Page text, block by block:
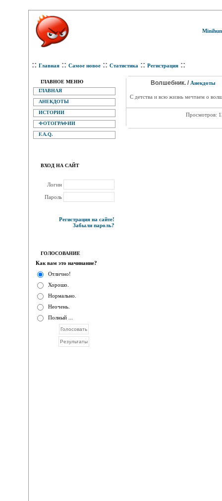
:: Главная :: Самое новое :: Статистика :: Регистрация ::
ГЛАВНОЕ МЕНЮ
ГЛАВНАЯ
АНЕКДОТЫ
ИСТОРИИ
ФОТОГРАФИИ
F.A.Q.
ВХОД НА САЙТ
Логин
Пароль
Регистрация на сайте!
Забыли пароль?
ГОЛОСОВАНИЕ
Как вам это начинание?
Отлично!
Хорошо.
Нормально.
Неочень.
Полный ...
Волшебник. / Анекдоты
С детства и всю жизнь мечтаем о
Просмотров: